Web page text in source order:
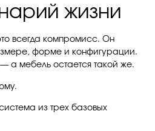
жизни
всегда компромисс. Он
форме и конфигурации.
— а мебель остается такой же.
из трех базовых